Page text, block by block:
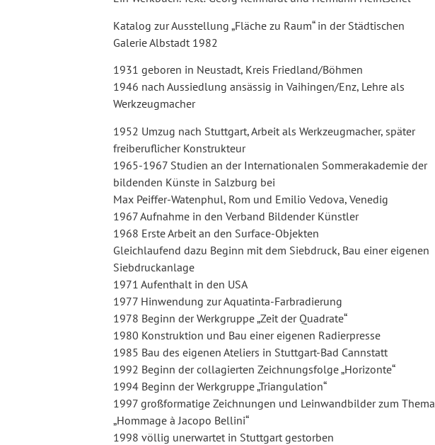
Katalog zur Ausstellung „Fläche zu Raum“ in der Städtischen
Galerie Albstadt 1982
1931 geboren in Neustadt, Kreis Friedland/Böhmen
1946 nach Aussiedlung ansässig in Vaihingen/Enz, Lehre als
Werkzeugmacher
1952 Umzug nach Stuttgart, Arbeit als Werkzeugmacher, später
freiberuflicher Konstrukteur
1965-1967 Studien an der Internationalen Sommerakademie der
bildenden Künste in Salzburg bei
Max Peiffer-Watenphul, Rom und Emilio Vedova, Venedig
1967 Aufnahme in den Verband Bildender Künstler
1968 Erste Arbeit an den Surface-Objekten
Gleichlaufend dazu Beginn mit dem Siebdruck, Bau einer eigenen
Siebdruckanlage
1971 Aufenthalt in den USA
1977 Hinwendung zur Aquatinta-Farbradierung
1978 Beginn der Werkgruppe „Zeit der Quadrate“
1980 Konstruktion und Bau einer eigenen Radierpresse
1985 Bau des eigenen Ateliers in Stuttgart-Bad Cannstatt
1992 Beginn der collagierten Zeichnungsfolge „Horizonte“
1994 Beginn der Werkgruppe „Triangulation“
1997 großformatige Zeichnungen und Leinwandbilder zum Thema
„Hommage à Jacopo Bellini“
1998 völlig unerwartet in Stuttgart gestorben